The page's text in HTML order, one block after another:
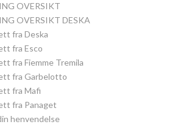
OVERSIKT
OVERSIKT DESKA
fra Deska
fra Esco
fra Fiemme Tremila
fra Garbelotto
fra Mafi
fra Panaget
henvendelse